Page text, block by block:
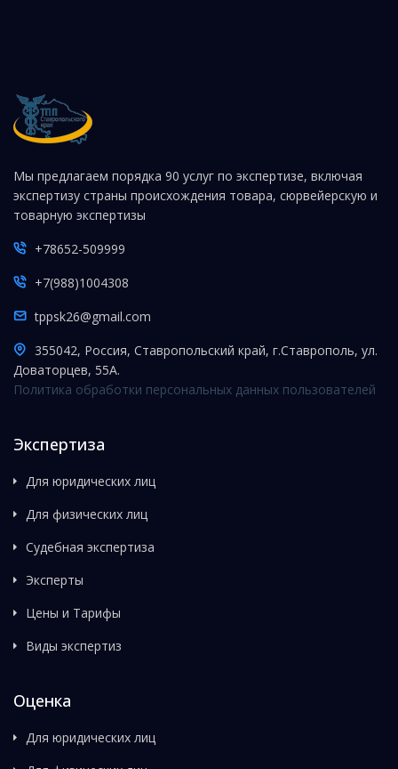
Мы предлагаем порядка 90 услуг по экспертизе, включая
экспертизу страны происхождения товара, сюрвейерскую и
товарную экспертизы
+78652-509999
+7(988)1004308
tppsk26@gmail.com
355042, Россия, Ставропольский край, г.Ставрополь, ул.
Доваторцев, 55А.
Политика обработки персональных данных пользователей
Экспертиза
Для юридических лиц
Для физических лиц
Судебная экспертиза
Эксперты
Цены и Тарифы
Виды экспертиз
Оценка
Для юридических лиц